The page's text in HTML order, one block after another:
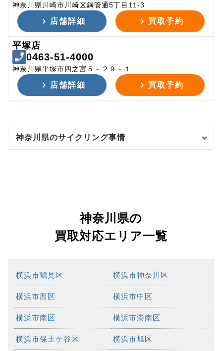
神奈川県川崎市川崎区鋼管通5丁目11-3
店舗詳細 買取予約
平塚店
0463-51-4000
神奈川県平塚市四之宮５－２９－１
店舗詳細 買取予約
神奈川県のサイクリング事情
神奈川県の
買取対応エリア一覧
横浜市鶴見区 横浜市神奈川区
横浜市西区 横浜市中区
横浜市南区 横浜市港南区
横浜市保土ケ谷区 横浜市旭区